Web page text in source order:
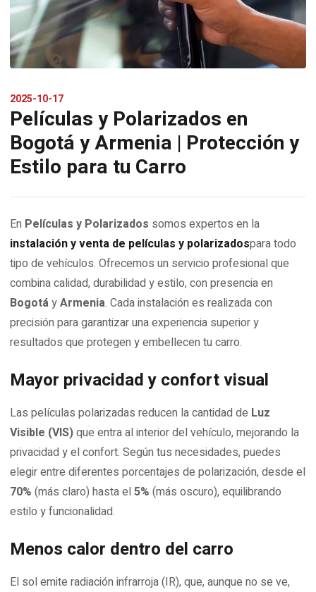
2025-10-17
Películas y Polarizados en
Bogotá y Armenia | Protección y
Estilo para tu Carro
En Películas y Polarizados somos expertos en la
instalación y venta de películas y polarizadospara todo
tipo de vehículos. Ofrecemos un servicio profesional que
combina calidad, durabilidad y estilo, con presencia en
BogotáyArmenia. Cada instalación es realizada con
precisión para garantizar una experiencia superior y
resultados que protegen y embellecen tu carro.
Mayor privacidad y confort visual
Las películas polarizadas reducen la cantidad de Luz
Visible (VIS)que entra al interior del vehículo, mejorando la
privacidad y el confort. Según tus necesidades, puedes
elegir entre diferentes porcentajes de polarización, desde el
70% (más claro) hasta el 5% (más oscuro), equilibrando
estilo y funcionalidad.
Menos calor dentro del carro
El sol emite radiación infrarroja (IR), que, aunque no se ve,